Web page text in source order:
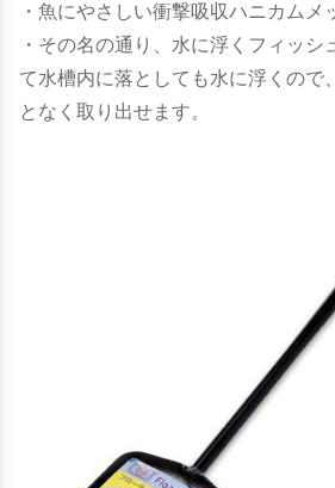
・魚にやさしい衝撃吸収ハニカムメ
・その名の通り、水に浮くフィッシ
て水槽内に落としても水に浮くので
となく取り出せます。